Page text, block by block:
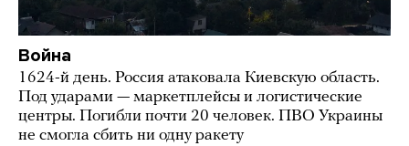
Война
1624-й день. Россия атаковала Киевскую область.
Под ударами — маркетплейсы и логистические
центры. Погибли почти 20 человек. ПВО Украины
не смогла сбить ни одну ракету